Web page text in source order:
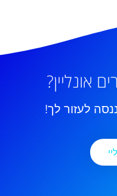
אונליין?
לעזור לך!